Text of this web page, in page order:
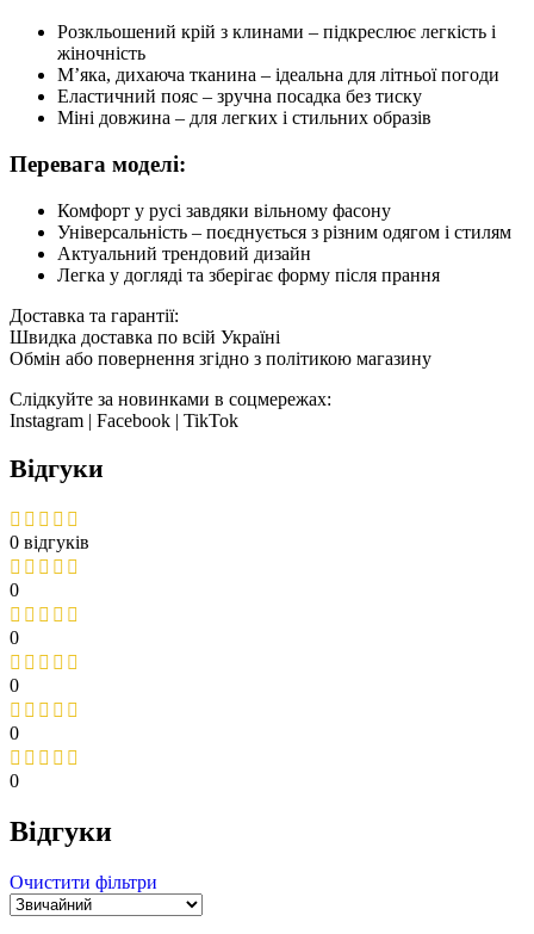
Розкльошений крій з клинами – підкреслює легкість і
жіночність
М’яка, дихаюча тканина – ідеальна для літньої погоди
Еластичний пояс – зручна посадка без тиску
Міні довжина – для легких і стильних образів
Перевага моделі:
Комфорт у русі завдяки вільному фасону
Універсальність – поєднується з різним одягом і стилям
Актуальний трендовий дизайн
Легка у догляді та зберігає форму після прання
Доставка та гарантії:
Швидка доставка по всій Україні
Обмін або повернення згідно з політикою магазину
Слідкуйте за новинками в соцмережах:
Instagram | Facebook | TikTok
Відгуки
0 відгуків
0
0
0
0
0
Відгуки
Очистити фільтри